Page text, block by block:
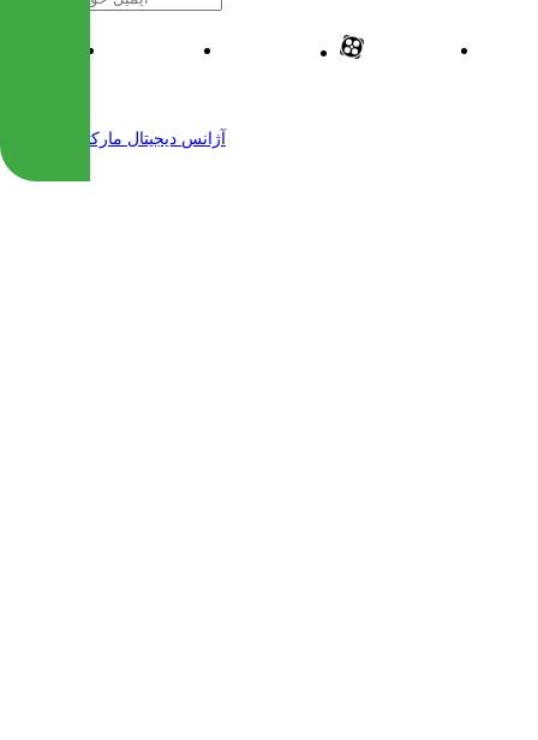
آژانس دیجیتال مارکتینگ مهرنت